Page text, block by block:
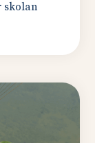
skolan